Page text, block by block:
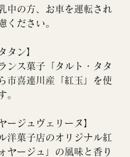
中の方、お車を運転され
ください。
タン】
ンス菓子「タルト・タタ
市喜連川産「紅玉」を使
。
ージュヴェリーヌ】
洋菓子店のオリジナル紅
ヤージュ」の風味と香り